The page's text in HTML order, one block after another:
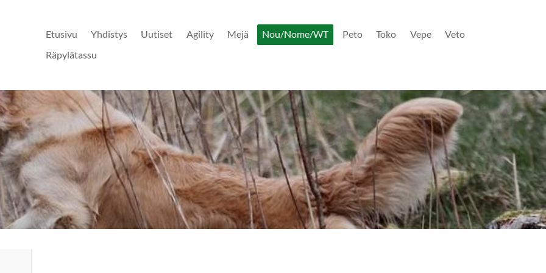
Etusivu Yhdistys Uutiset Agility Mejä Nou/Nome/WT Peto Toko Vepe
Veto
Räpylätassu